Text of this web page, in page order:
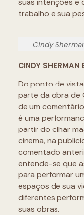
suas intenções e
trabalho e sua
Cindy
CINDY SHERMAN
Do ponto de
parte da obra de
de um
é uma
partir do olhar
cinema, na
comentado
entende-se que
para performar
espaços de sua
diferentes
suas obras.